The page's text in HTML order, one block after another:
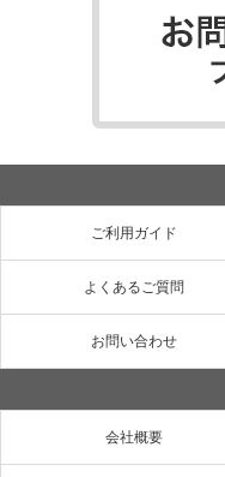
ご利用ガイド
よくあるご質問
お問い合わせ
会社概要